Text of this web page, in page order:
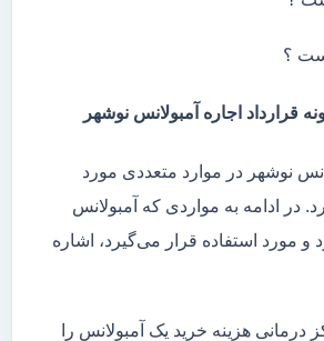
؟
قرارداد اجاره آمبولانس نوشهر
نوشهر در موارد متعددی مورد
در ادامه به مواردی که آمبولانس
مورد استفاده قرار می‌گیرد، اشاره
هزینه خرید یک آمبولانس را